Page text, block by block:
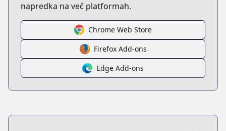
napredka na več platformah.
Chrome Web Store
Firefox Add-ons
Edge Add-ons